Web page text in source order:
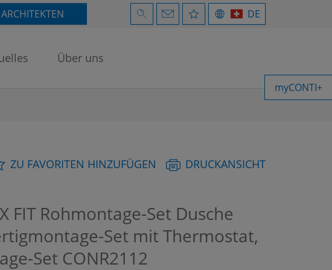
DE
Über uns
myCONTI+
ZU FAVORITEN HINZUFÜGEN DRUCKANSICHT
FIT Rohmontage-Set Dusche
Set mit Thermostat,
Set CONR2112